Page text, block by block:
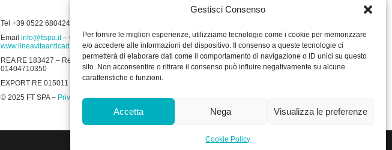
Gestisci Consenso
Per fornire le migliori esperienze, utilizziamo tecnologie come i cookie per memorizzare
e/o accedere alle informazioni del dispositivo. Il consenso a queste tecnologie ci
permetterà di elaborare dati come il comportamento di navigazione o ID unici su questo
sito. Non acconsentire o ritirare il consenso può influire negativamente su alcune
caratteristiche e funzioni.
Accetta Nega Visualizza le preferenze
Cookie Policy
Tel +39 0522 680424 – Fax +39 0522 680386
Email info@ftspa.it– www.ftspa.it–
www.lineavitaanticaduta.it
REA RE 183427 – Reg. Imp. RE 19643 – P. IVA IT
01404710350
EXPORT RE 015011 Cap. Soc € 300.000 int. Vers.
© 2025 FT SPA – Privacy Policy–Cookie Policy
ORARIO DI UFFICIO:
Dal Lunedì al Venerdì: 8.00/12.30 - 13.30/17.30
RICEVIMENTO MERCI: